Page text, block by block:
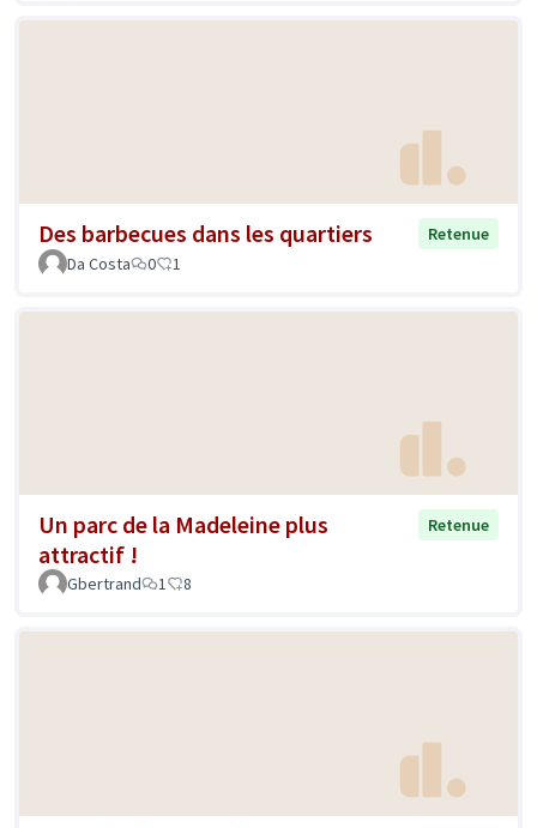
Des barbecues dans les quartiers
Retenue
Da Costa
0 1
Un parc de la Madeleine plus
attractif !
Retenue
Gbertrand 1 8